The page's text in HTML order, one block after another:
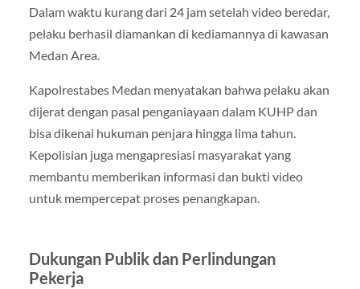
Dalam waktu kurang dari 24 jam setelah video beredar,
pelaku berhasil diamankan di kediamannya di kawasan
Medan Area.
Kapolrestabes Medan menyatakan bahwa pelaku akan
dijerat dengan pasal penganiayaan dalam KUHP dan
bisa dikenai hukuman penjara hingga lima tahun.
Kepolisian juga mengapresiasi masyarakat yang
membantu memberikan informasi dan bukti video
untuk mempercepat proses penangkapan.
Dukungan Publik dan Perlindungan
Pekerja